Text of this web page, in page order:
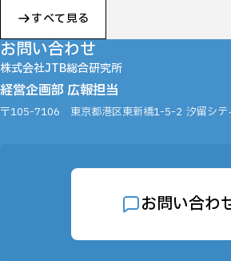
すべて見る
お問い合わせ
株式会社JTB総合研究所
経営企画部 広報担当
〒105-7106 東京都港区東新橋1-5-2 汐留シ
お問い合わ